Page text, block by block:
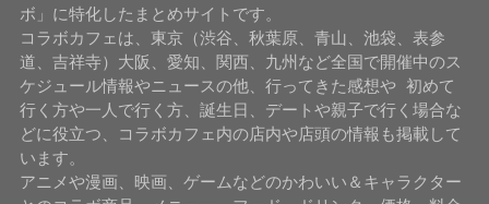
ボ」に特化したまとめサイトです。
コラボカフェは、東京（渋谷、秋葉原、青山、池袋、表参
道、吉祥寺）大阪、愛知、関西、九州など全国で開催中のス
ケジュール情報やニュースの他、行ってきた感想や 初めて
行く方や一人で行く方、誕生日、デートや親子で行く場合な
どに役立つ、コラボカフェ内の店内や店頭の情報も掲載して
います。
アニメや漫画、映画、ゲームなどのかわいい＆キャラクター